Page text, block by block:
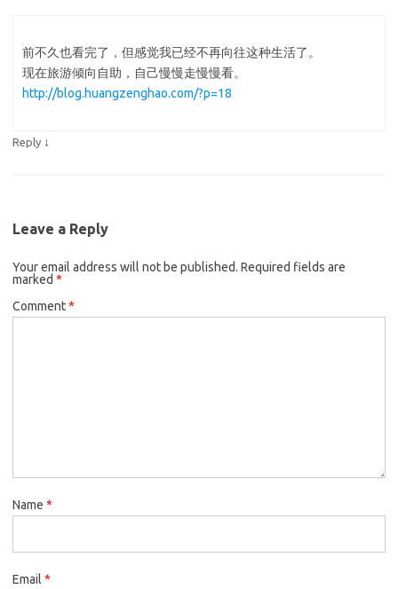
前不久也看完了，但感觉我已经不再向往这种生活了。
现在旅游倾向自助，自己慢慢走慢慢看。
http://blog.huangzenghao.com/?p=18
Reply ↓
Leave a Reply
Your email address will not be published. Required fields are
marked *
Comment*
Name *
Email *